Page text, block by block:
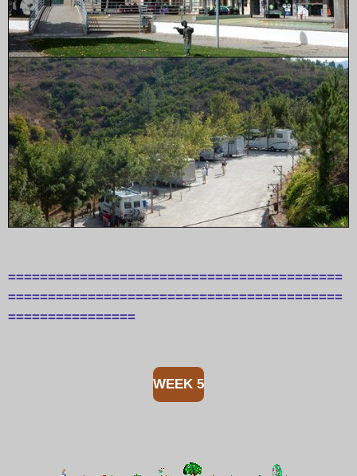
==========================================
==========================================
================
WEEK 5